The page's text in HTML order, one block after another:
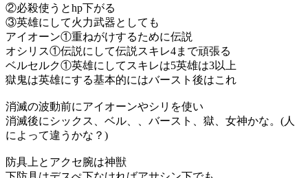
②必殺使うとhp下がる
③英雄にして火力武器としても
アイオーン①重ねがけするために伝説
オシリス①伝説にして伝説スキレ4まで頑張る
ベルセルク①英雄にしてスキレは5英雄は3以上
獄鬼は英雄にする基本的にはバースト後はこれ
消滅の波動前にアイオーンやシリを使い
消滅後にシックス、ベル、、バースト、獄、女神かな。(人
によって違うかな？)
防具上とアクセ腕は神獣